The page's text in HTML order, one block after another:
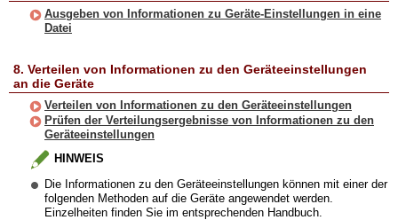
Ausgeben von Informationen zu Geräte-Einstellungen in eine
Datei
8. Verteilen von Informationen zu den Geräteeinstellungen
an die Geräte
Verteilen von Informationen zu den Geräteeinstellungen
Prüfen der Verteilungsergebnisse von Informationen zu den
Geräteeinstellungen
HINWEIS
Die Informationen zu den Geräteeinstellungen können mit einer der
folgenden Methoden auf die Geräte angewendet werden.
Einzelheiten finden Sie im entsprechenden Handbuch.